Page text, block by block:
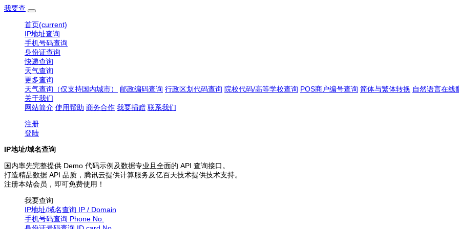
我要查
首页(current)
IP地址查询
手机号码查询
身份证查询
快递查询
天气查询
更多查询
天气查询（仅支持国内城市）
邮政编码查询 行政区划代码查询 院校代码/高等学校查询 POS商户编号查询 简体与繁体转换 自然语言在线
关于我们
网站简介 使用帮助 商务合作 我要捐赠 联系我们
注册
登陆
IP地址/域名查询
国内率先完整提供 Demo 代码示例及数据专业且全面的 API 查询接口。
打造精品数据 API 品质，腾讯云提供计算服务及亿百天技术提供技术支持。
注册本站会员，即可免费使用！
我要查询
IP地址/域名查询 IP / Domain
手机号码查询 Phone No.